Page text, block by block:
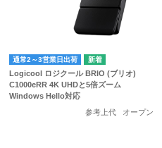
通常2～3営業日出荷
Logicool ロジクール BRIO (ブリオ)
C1000eRR 4K UHDと5倍ズーム
Windows Hello対応
参考上代
オープン